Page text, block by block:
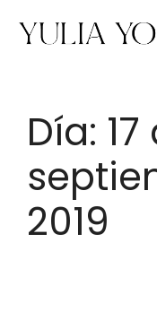
Día:
2019